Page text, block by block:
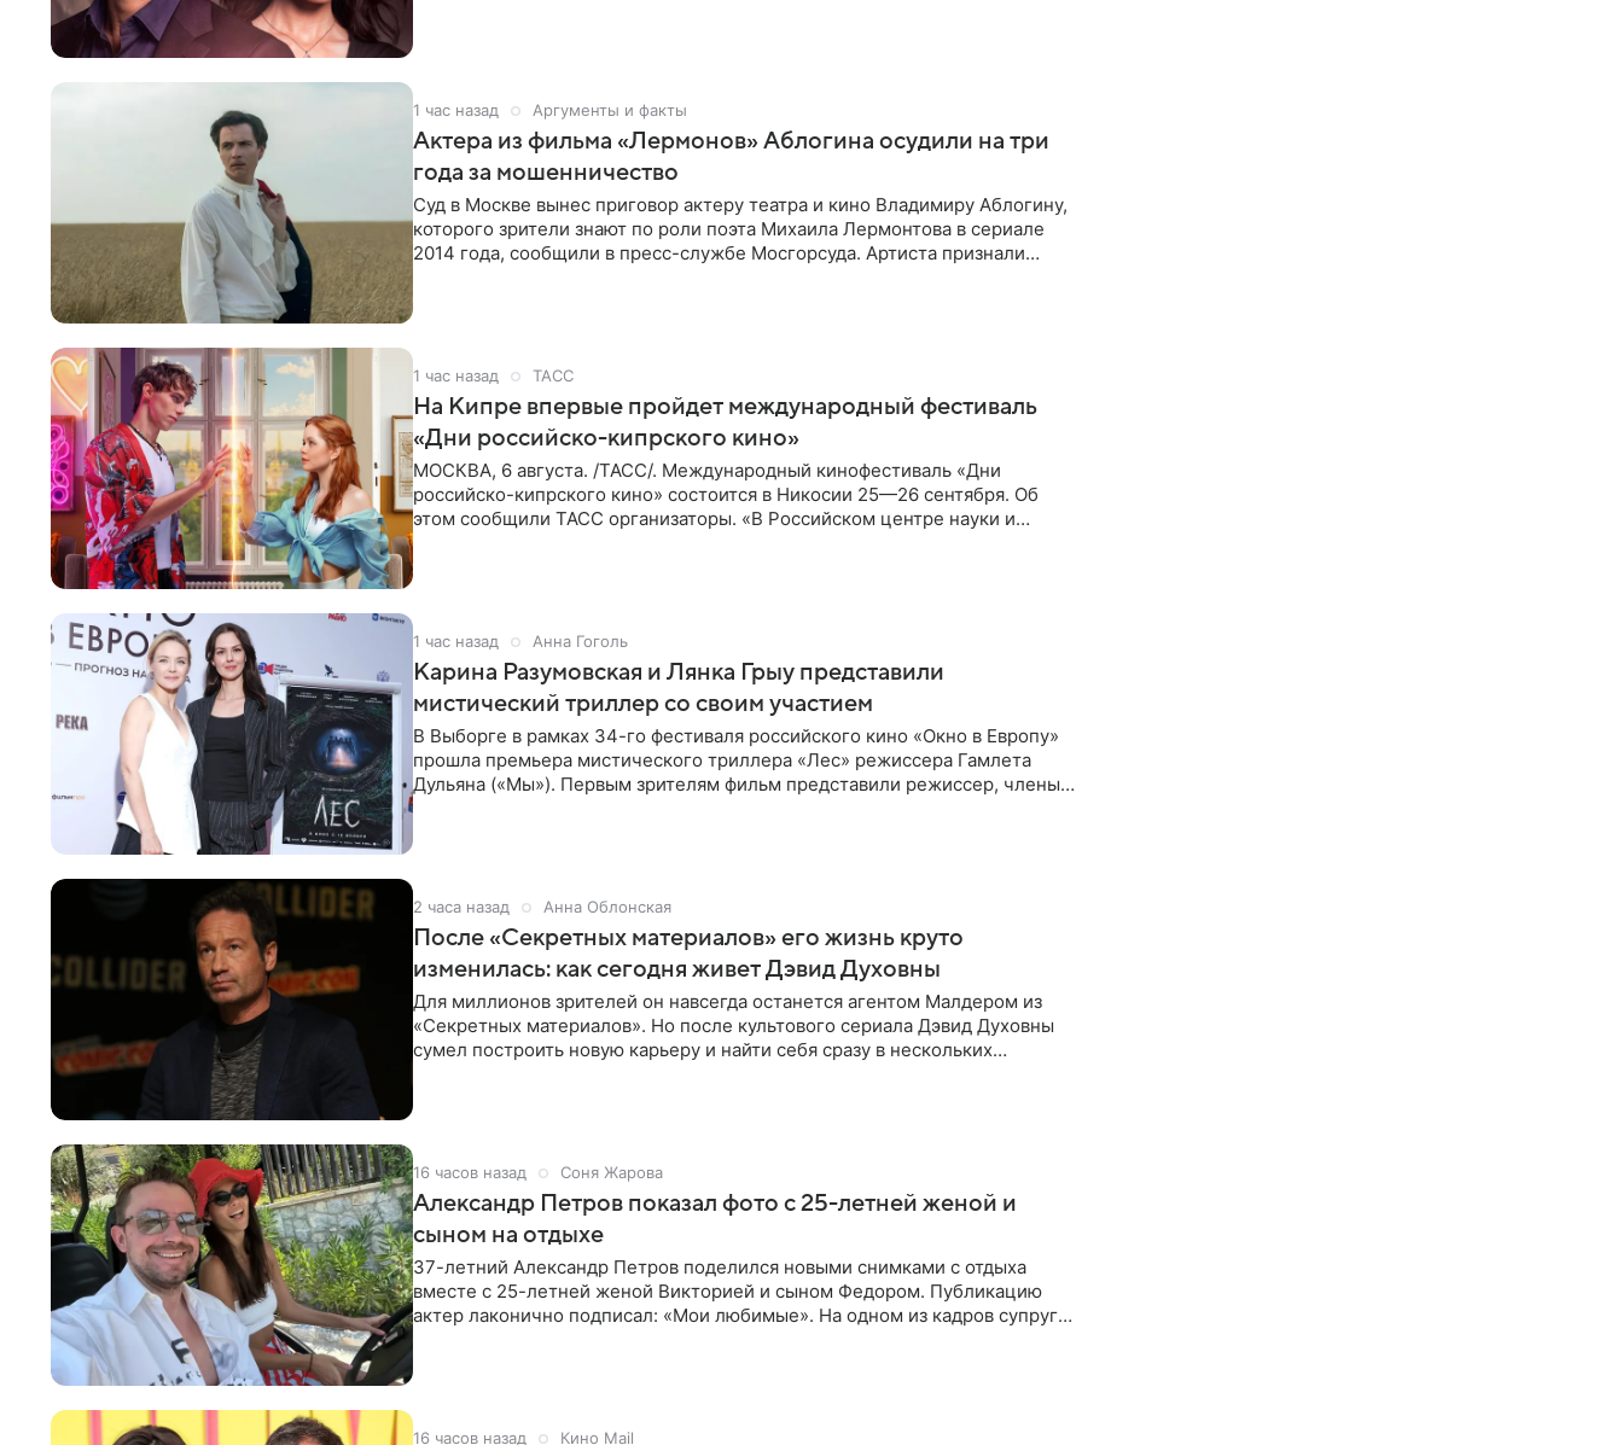
1 час назад Аргументы и факты
Актера из фильма «Лермонов» Аблогина осудили на три
года за мошенничество
Суд в Москве вынес приговор актеру театра и кино Владимиру Аблогину,
которого зрители знают по роли поэта Михаила Лермонтова в сериале
2014 года, сообщили в пресс-службе Мосгорсуда. Артиста признали
1 час назад ТАСС
На Кипре впервые пройдет международный фестиваль
«Дни российско-кипрского кино»
МОСКВА, 6 августа. /ТАСС/. Международный кинофестиваль «Дни
российско-кипрского кино» состоится в Никосии 25—26 сентября. Об
этом сообщили ТАСС организаторы. «В Российском центре науки и
1 час назад Анна Гоголь
Карина Разумовская и Лянка Грыу представили
мистический триллер со своим участием
В Выборге в рамках 34-го фестиваля российского кино «Окно в Европу»
прошла премьера мистического триллера «Лес» режиссера Гамлета
Дульяна («Мы»). Первым зрителям фильм представили режиссер, члены
2 часа назад Анна Облонская
После «Секретных материалов» его жизнь круто
изменилась: как сегодня живет Дэвид Духовны
Для миллионов зрителей он навсегда останется агентом Малдером из
«Секретных материалов». Но после культового сериала Дэвид Духовны
сумел построить новую карьеру и найти себя сразу в нескольких
16 часов назад Соня Жарова
Александр Петров показал фото с 25-летней женой и
сыном на отдыхе
37-летний Александр Петров поделился новыми снимками с отдыха
вместе с 25-летней женой Викторией и сыном Федором. Публикацию
актер лаконично подписал: «Мои любимые». На одном из кадров супруги
16 часов назад Кино Mail